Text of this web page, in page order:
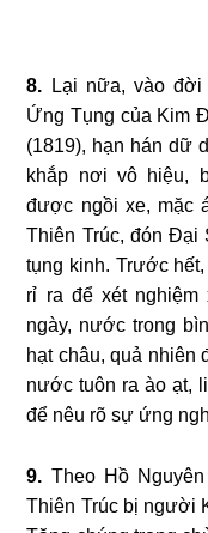
8. Lại nữa, vào
Ứng Tụng của Kim
(1819), hạn hán dữ
khắp nơi vô hiệu,
được ngồi xe, mặc
Thiên Trúc, đón Đại
tụng kinh. Trước
rỉ ra để xét nghiệm
ngày, nước trong
hạt châu, quả nhiên
nước tuôn ra ào ạt,
để nêu rõ sự ứng
9. Theo Hồ
Thiên Trúc bị người